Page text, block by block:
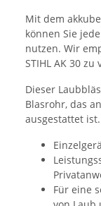
Mit dem
können Sie
nutzen. Wir
STIHL AK 30 zu
Dieser
Blasrohr, das
ausgestattet ist.
Für eine